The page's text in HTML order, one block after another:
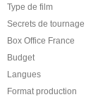
Type de film
Secrets de tournage
Box Office France
Budget
Langues
Format production